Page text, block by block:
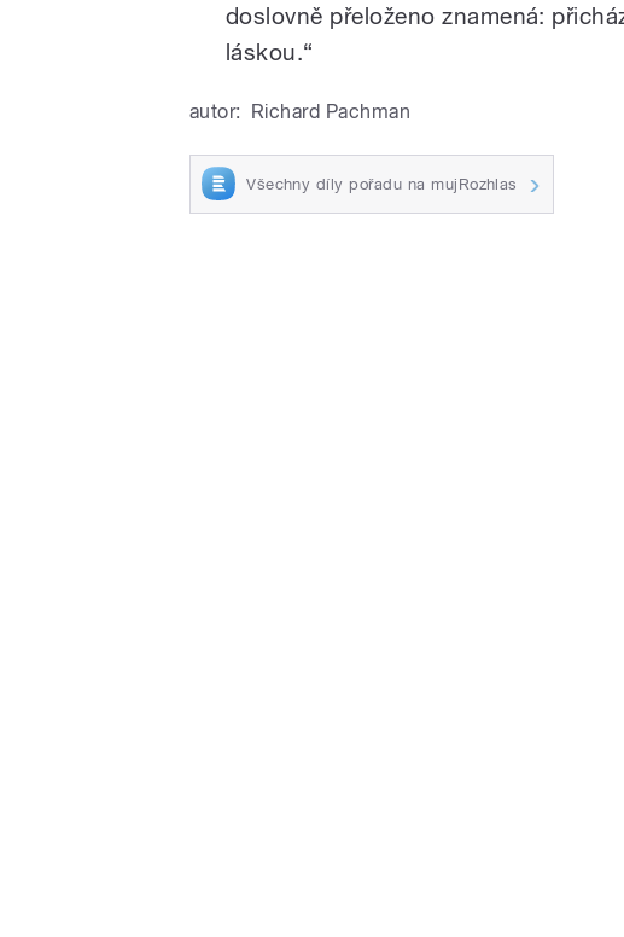
doslovně přeloženo znamená:
láskou.“
autor: Richard Pachman
Všechny díly pořadu na mujRozhlas